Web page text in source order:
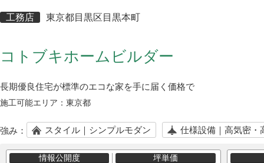
工務店 東京都目黒区目黒本町
コトブキホームビルダー
長期優良住宅が標準のエコな家を手に届く価格で
施工可能エリア： 東京都
強み： スタイル｜シンプルモダン 仕様設備｜高気密・
情報公開度 坪単価